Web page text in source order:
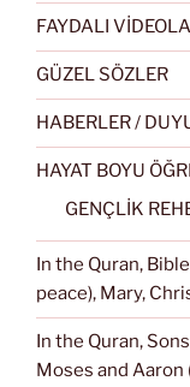
FAYDALI
GÜZEL SÖZLER
HABERLER /
HAYAT BOYU
GENÇLİK
In the Quran,
peace), Mary,
In the Quran,
Moses and Aaron